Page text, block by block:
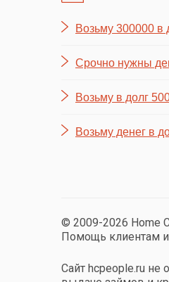
Возьму 300000 в
Срочно нужны
Возьму в долг
Возьму денег в
© 2009-2026 Home
Помощь клиентам
Сайт hcpeople.ru не